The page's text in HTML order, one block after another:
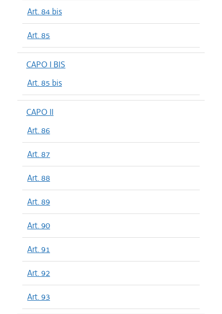
Art. 84 bis
Art. 85
CAPO I BIS
Art. 85 bis
CAPO II
Art. 86
Art. 87
Art. 88
Art. 89
Art. 90
Art. 91
Art. 92
Art. 93